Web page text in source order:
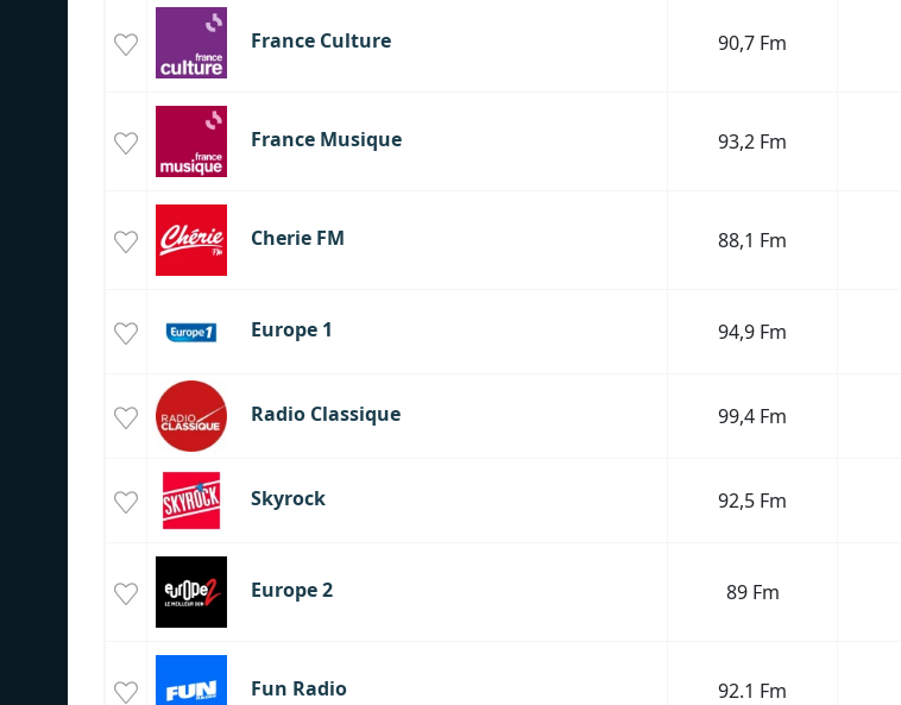
France Culture 90,7 Fm
France Musique 93,2 Fm
Cherie FM 88,1 Fm
Europe 1 94,9 Fm
Radio Classique 99,4 Fm
Skyrock 92,5 Fm
Europe 2 89 Fm
Fun Radio 92.1 Fm